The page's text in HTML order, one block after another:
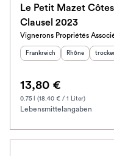
Le Petit Mazet
Clausel 2023
Vignerons Propriétés
Herkunftsland
Frankreich Herkunftsregion:
Rhône
13,80 €
0.75 l (18.40 € / 1 Liter)
Lebensmittelangaben